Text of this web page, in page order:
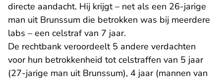
directe aandacht. Hij krijgt – net als een 26-jarige
man uit Brunssum die betrokken was bij meerdere
labs – een celstraf van 7 jaar.
De rechtbank veroordeelt 5 andere verdachten
voor hun betrokkenheid tot celstraffen van 5 jaar
(27-jarige man uit Brunssum), 4 jaar (mannen van